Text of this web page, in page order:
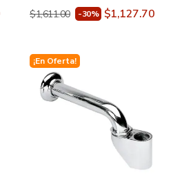
$1,611.00 -30% $1,127.70
¡En Oferta!